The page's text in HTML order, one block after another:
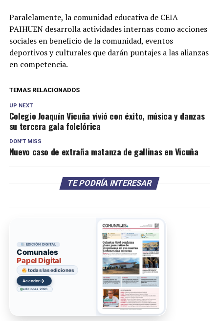
Paralelamente, la comunidad educativa de CEIA
PAIHUEN desarrolla actividades internas como acciones
sociales en beneficio de la comunidad, eventos
deportivos y culturales que darán puntajes a las alianzas
en competencia.
TEMAS RELACIONADOS
UP NEXT
Colegio Joaquín Vicuña vivió con éxito, música y danzas
su tercera gala folclórica
DON'T MISS
Nuevo caso de extraña matanza de gallinas en Vicuña
TE PODRÍA INTERESAR
EDICIÓN DIGITAL
Comunales
Papel Digital
todas las ediciones
Acceder→
ediciones 2026